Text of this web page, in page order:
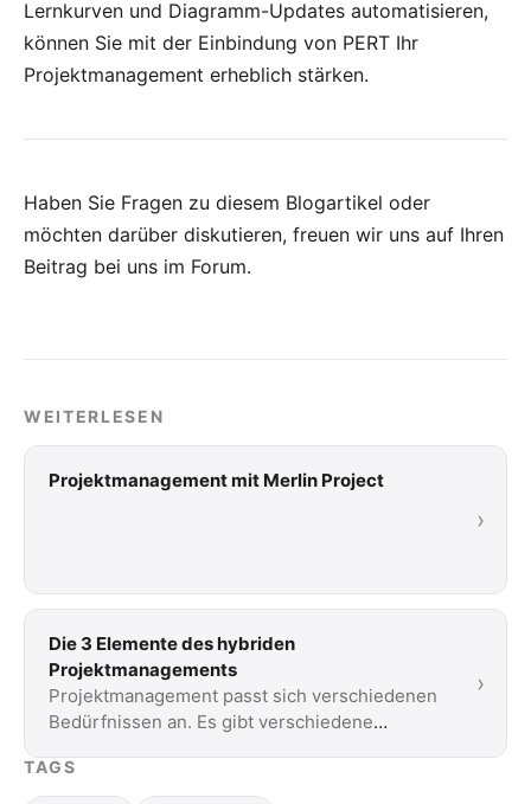
Lernkurven und Diagramm-Updates automatisieren,
können Sie mit der Einbindung von PERT Ihr
Projektmanagement erheblich stärken.
Haben Sie Fragen zu diesem Blogartikel oder
möchten darüber diskutieren, freuen wir uns auf Ihren
Beitrag bei uns im Forum.
WEITERLESEN
Projektmanagement mit Merlin Project
›
Die 3 Elemente des hybriden
Projektmanagements
Projektmanagement passt sich verschiedenen
Bedürfnissen an. Es gibt verschiedene
in drei …
›
TAGS